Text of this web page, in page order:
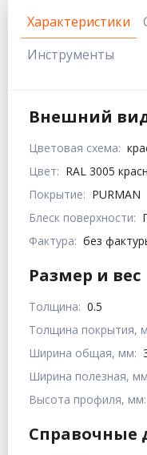
Характеристики
Инструменты
Внешний
Цветовая схема:
Цвет: RAL 3005
Покрытие: PURMAN
Блеск поверхности:
Фактура: без
Размер и вес
Толщина: 0.5
Толщина покрытия,
Ширина общая, мм:
Ширина полезная,
Высота профиля, мм:
Справочные